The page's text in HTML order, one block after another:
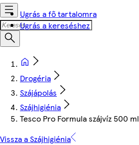
Ugrás a fő tartalomra
Ugrás a kereséshez
Drogéria
Szájápolás
Szájhigiénia
Tesco Pro Formula szájvíz 500 ml
Vissza a Szájhigiénia